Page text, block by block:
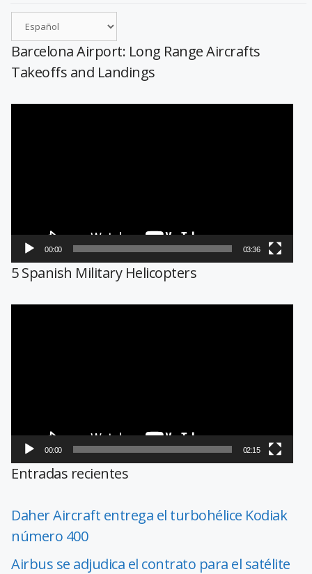
Barcelona Airport: Long Range Aircrafts
Takeoffs and Landings
00:00 03:36
5 Spanish Military Helicopters
00:00 02:15
Entradas recientes
Daher Aircraft entrega el turbohélice Kodiak
número 400
Airbus se adjudica el contrato para el satélite